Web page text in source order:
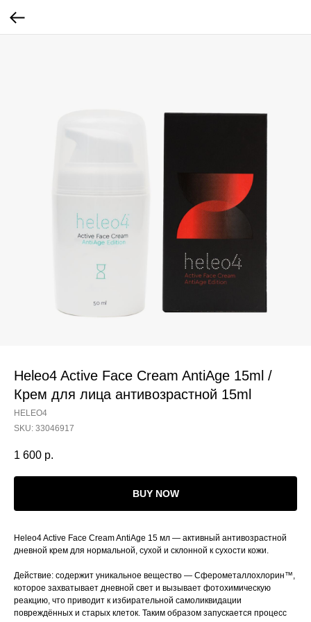
Heleo4 Active Face Cream AntiAge 15ml /
Крем для лица антивозрастной 15ml
HELEO4
SKU: 33046917
1 600 р.
BUY NOW
Heleo4 Active Face Cream AntiAge 15 мл — активный антивозрастной
дневной крем для нормальной, сухой и склонной к сухости кожи.
Действие: содержит уникальное вещество — Сферометаллохлорин™,
которое захватывает дневной свет и вызывает фотохимическую
реакцию, что приводит к избирательной самоликвидации
повреждённых и старых клеток. Таким образом запускается процесс